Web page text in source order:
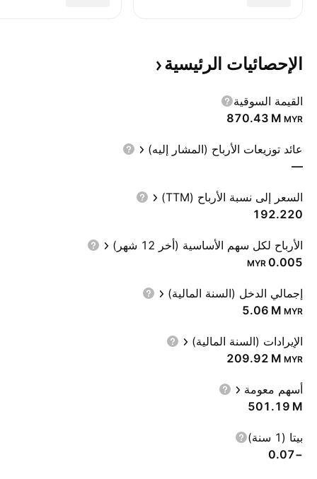
الإحصائيات الرئيسية
القيمة السوقية
‪870.43 M‬ MYR
عائد توزيعات الأرباح (المشار إليه)
—
السعر إلى نسبة الأرباح (TTM)
192.220
الأرباح لكل سهم الأساسية (أخر 12 شهر)
0.005
MYR
إجمالي الدخل (السنة المالية)
‪5.06 M‬ MYR
الإيرادات (السنة المالية)
‪209.92 M‬ MYR
أسهم معومة
‪501.19 M‬
بيتا (1 سنة)
−0.07